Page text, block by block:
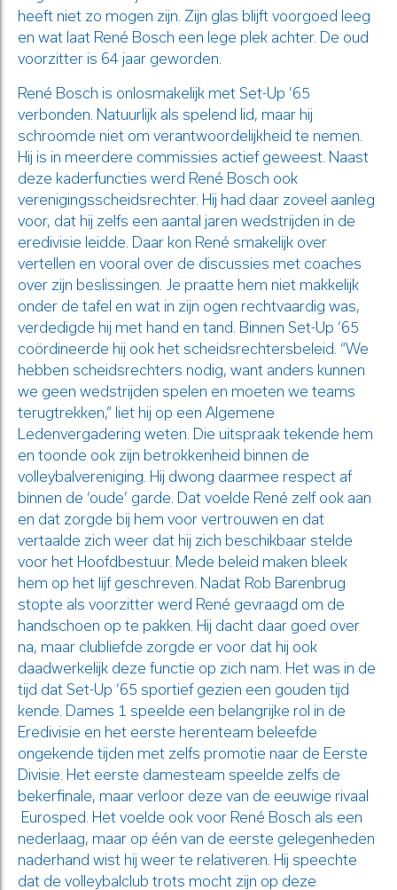
heeft niet zo mogen zijn. Zijn glas blijft voorgoed leeg
en wat laat René Bosch een lege plek achter. De oud
voorzitter is 64 jaar geworden.
René Bosch is onlosmakelijk met Set-Up ’65
verbonden. Natuurlijk als spelend lid, maar hij
schroomde niet om verantwoordelijkheid te nemen.
Hij is in meerdere commissies actief geweest. Naast
deze kaderfuncties werd René Bosch ook
verenigingsscheidsrechter. Hij had daar zoveel aanleg
voor, dat hij zelfs een aantal jaren wedstrijden in de
eredivisie leidde. Daar kon René smakelijk over
vertellen en vooral over de discussies met coaches
over zijn beslissingen. Je praatte hem niet makkelijk
onder de tafel en wat in zijn ogen rechtvaardig was,
verdedigde hij met hand en tand. Binnen Set-Up ’65
coördineerde hij ook het scheidsrechtersbeleid. “We
hebben scheidsrechters nodig, want anders kunnen
we geen wedstrijden spelen en moeten we teams
terugtrekken,” liet hij op een Algemene
Ledenvergadering weten. Die uitspraak tekende hem
en toonde ook zijn betrokkenheid binnen de
volleybalvereniging. Hij dwong daarmee respect af
binnen de ‘oude’ garde. Dat voelde René zelf ook aan
en dat zorgde bij hem voor vertrouwen en dat
vertaalde zich weer dat hij zich beschikbaar stelde
voor het Hoofdbestuur. Mede beleid maken bleek
hem op het lijf geschreven. Nadat Rob Barenbrug
stopte als voorzitter werd René gevraagd om de
handschoen op te pakken. Hij dacht daar goed over
na, maar clubliefde zorgde er voor dat hij ook
daadwerkelijk deze functie op zich nam. Het was in de
tijd dat Set-Up ’65 sportief gezien een gouden tijd
kende. Dames 1 speelde een belangrijke rol in de
Eredivisie en het eerste herenteam beleefde
ongekende tijden met zelfs promotie naar de Eerste
Divisie. Het eerste damesteam speelde zelfs de
bekerfinale, maar verloor deze van de eeuwige rivaal
Eurosped. Het voelde ook voor René Bosch als een
nederlaag, maar op één van de eerste gelegenheden
naderhand wist hij weer te relativeren. Hij speechte
dat de volleybalclub trots mocht zijn op deze